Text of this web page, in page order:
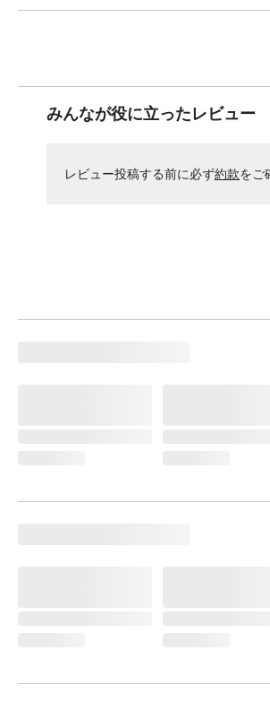
みんなが役に立ったレビュー
レビュー投稿する前に必ず約款をご